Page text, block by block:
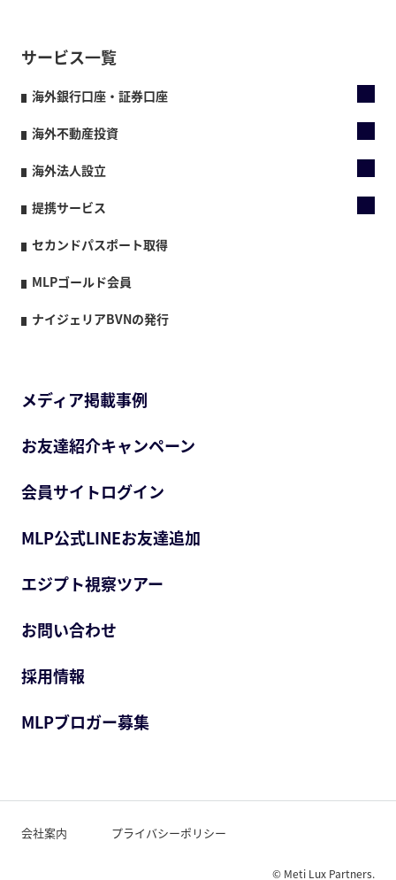
サービス一覧
海外銀行口座・証券口座
海外不動産投資
海外法人設立
提携サービス
セカンドパスポート取得
MLPゴールド会員
ナイジェリアBVNの発行
メディア掲載事例
お友達紹介キャンペーン
会員サイトログイン
MLP公式LINEお友達追加
エジプト視察ツアー
お問い合わせ
採用情報
MLPブロガー募集
会社案内 プライバシーポリシー
© Meti Lux Partners.